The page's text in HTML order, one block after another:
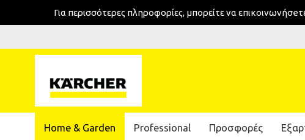
Για περισσότερες πληροφορίες, μπορείτε να
Home & Garden Professional Προσφορές